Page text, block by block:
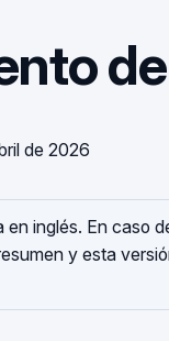
de 2026
inglés. En caso
y esta